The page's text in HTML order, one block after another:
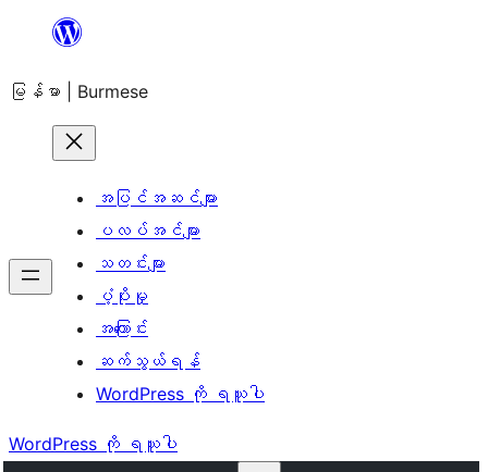
အကြောင်းအရာ
ကျော်သွား
မြန်မာ | Burmese
အပြင်အဆင်များ
ပလပ်အင်များ
သတင်းများ
ပံ့ပိုးမှု
အကြောင်း
ဆက်သွယ်ရန်
WordPress ကို ရယူပါ
WordPress ကို ရယူပါ